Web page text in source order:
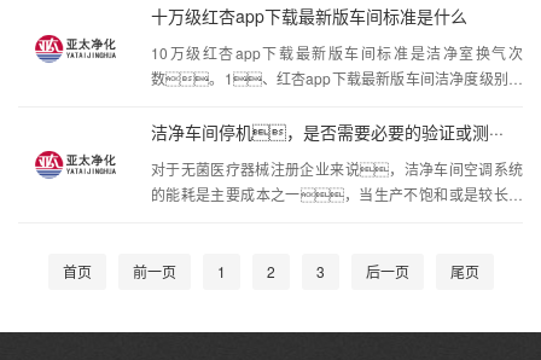
修中的门
小，红杏app下载最新版级别就越高。洁净
版车间的洁净度算起来并不算太高，包括一般的
电子，食品饮料，医疗器械，化妆品厂
到良好的洁净效果，不仅要着重于
十万级红杏app下载最新版车间标准是什么
10万级红杏app下载最新版车间标准是洁净室换气次
数。1、红杏app下载最新版车间洁净度级别分
小，红杏app下载最新版级别就越高，10万
数。十万级洁净室换气次数不小于15
次/h。万级洁净室换气次数不小于25
洁净车间停机，是否需要必要的验证或测···
对于无菌医疗器械注册企业来说，洁净车间空调系统
的能耗是主要成本之一，当生产不饱和或是较长节
药监回复。1.无菌医疗器械注册企业，是否
首页 前一页 1 2 3 后一页 尾页